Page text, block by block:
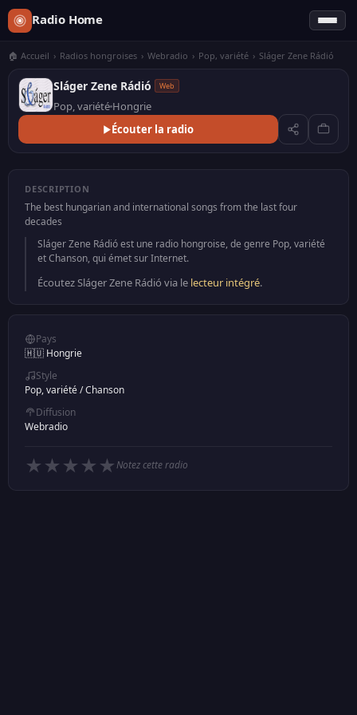
Radio Home
🏠 Accueil › Radios hongroises › Webradio › Pop, variété › Sláger Zene Rádió
Sláger Zene Rádió Web
Pop, variété Hongrie
Écouter la radio
DESCRIPTION
The best hungarian and international songs from the last four
decades
Sláger Zene Rádió est une radio hongroise, de genre Pop, variété
et Chanson, qui émet sur Internet.
Écoutez Sláger Zene Rádió via le lecteur intégré.
Pays
🇭🇺 Hongrie
Style
Pop, variété/Chanson
Diffusion
Webradio
★ ★ ★ ★ ★Notez cette radio